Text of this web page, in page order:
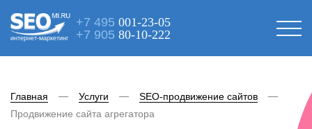
интернет-маркетинг
+7 495 001-23-05
+7 905 80-10-222
Главная Услуги
SEO-продвижение сайтов
Продвижение сайта агрегатора